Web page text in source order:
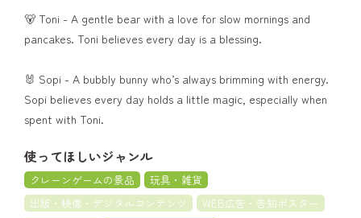
🐻 Toni - A gentle bear with a love for slow mornings and
pancakes. Toni believes every day is a blessing.
🐰 Sopi - A bubbly bunny who’s always brimming with energy.
Sopi believes every day holds a little magic, especially when
spent with Toni.
使ってほしいジャンル
クレーンゲームの景品
玩具・雑貨
出版・映像・デジタルコンテンツ
WEB広告・告知ポスター